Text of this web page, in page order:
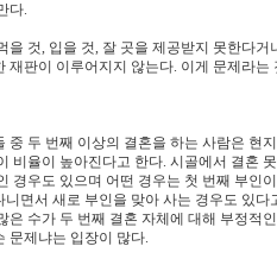
다.
을 것, 입을 것, 잘 곳을 제공받지 못한다
재판이 이루어지지 않는다. 이게 문제라는
중 두 번째 이상의 결혼을 하는 사람은 현
비율이 높아진다고 한다. 시골에서 결혼
경우도 있으며 어떤 경우는 첫 번째 부인
니면서 새로 부인을 맞아 사는 경우도 있
은 수가 두 번째 결혼 자체에 대해 부정적
문제냐는 입장이 많다.